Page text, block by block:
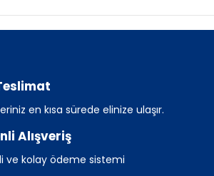
en kısa sürede elinize ulaşır.
Alışveriş
ve kolay ödeme sistemi